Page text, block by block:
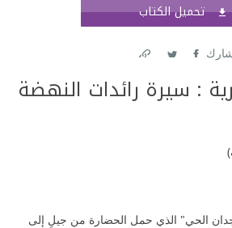
تحميل الكتاب
: سيرة رائدات النهضة
الحي" الذي حمل الحضارة من جيلٍ إلى